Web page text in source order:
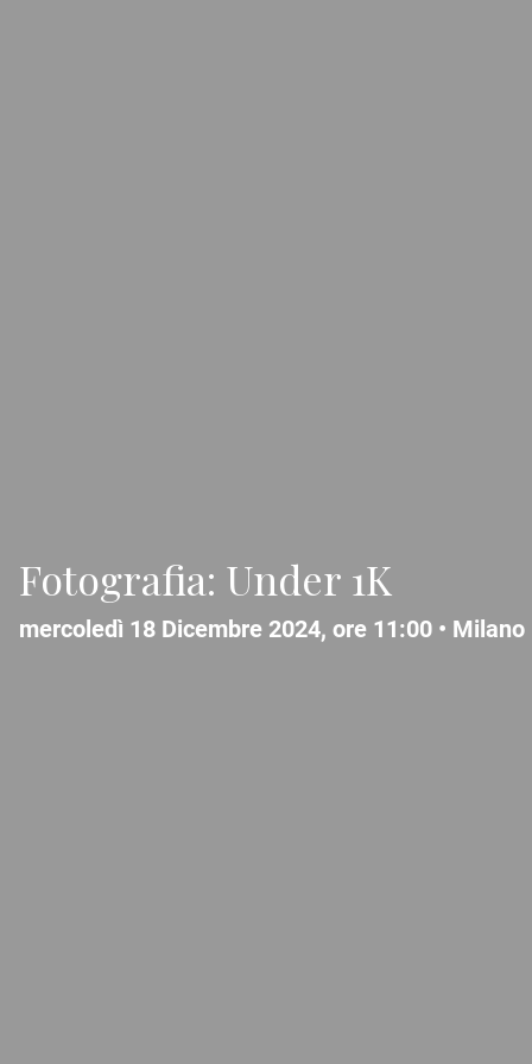
Fotografia: Under 1K
mercoledì 18 Dicembre 2024, ore 11:00 • Milano